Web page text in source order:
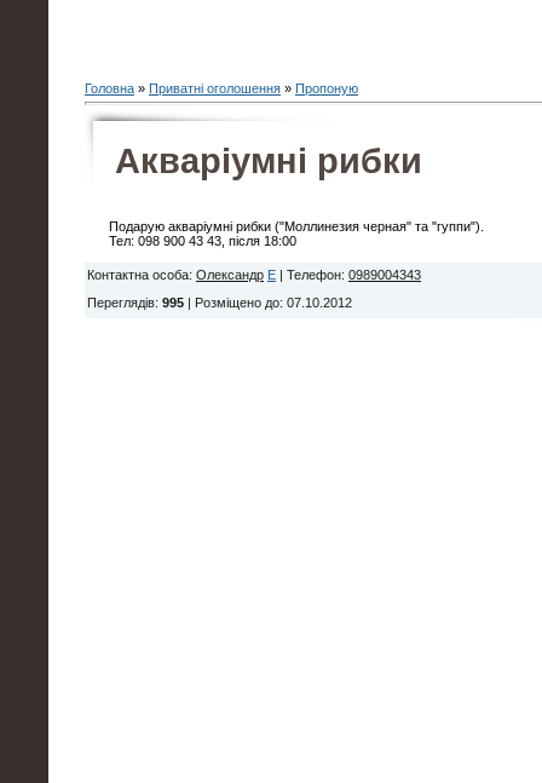
Головна » Приватні оголошення » Пропоную
Акваріумні рибки
Подарую акваріумні рибки ("Моллинезия черная" та "гуппи").
Тел: 098 900 43 43, після 18:00
Контактна особа: Олександр E Телефон: 0989004343
Переглядів: 995 Розміщено до: 07.10.2012